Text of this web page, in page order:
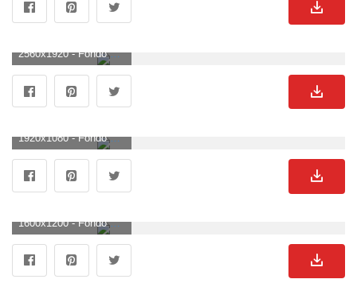
2560x1920 - Fondo de pantalla de 2560x1920. Fondo para computadora de Bugatti.
1920x1080 - Fondo de pantalla de 1920x1080. Fondo para computadora HD 1080p de Bugatti.
1600x1200 - Fondo de pantalla de 1600x1200. Fondo de pantalla de Bugatti.